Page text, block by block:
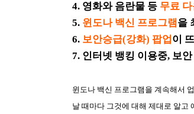
4. 영화와 음란물 등 무료
5. 윈도나 백신 프로그램을
6. 보안승급(강화) 팝업 이
7. 인터넷 뱅킹 이용중, 보
윈도나 백신 프로그램을 계속해서
날 때마다 그것에 대해 제대로 알고